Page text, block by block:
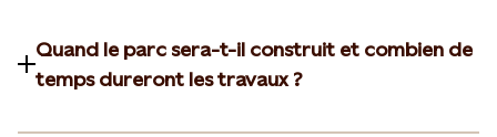
Quand le parc sera-t-il construit et combien de
temps dureront les travaux ?